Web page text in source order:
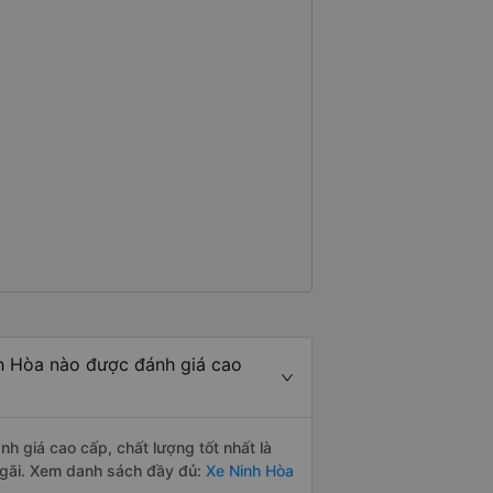
Hòa nào được đánh giá cao
giá cao cấp, chất lượng tốt nhất là
Xem danh sách đầy đủ: Xe Ninh Hòa